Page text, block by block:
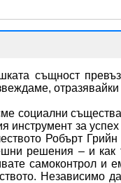
същност
социални
инструмент за
Робърт
решения – и как
самоконтрол и
Независимо